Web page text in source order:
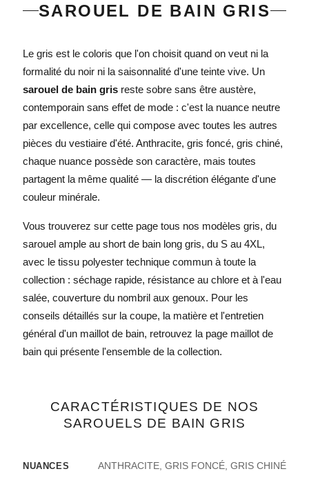
Les
être
choisies
sur
du
produit
SAROUEL DE BAIN GRIS
Le gris est le coloris que l'on choisit quand on veut ni la
formalité du noir ni la saisonnalité d'une teinte vive. Un
sarouel de bain grisreste sobre sans être austère,
contemporain sans effet de mode : c'est la nuance neutre
par excellence, celle qui compose avec toutes les autres
pièces du vestiaire d'été. Anthracite, gris foncé, gris chiné,
chaque nuance possède son caractère, mais toutes
partagent la même qualité — la discrétion élégante d'une
couleur minérale.
Vous trouverez sur cette page tous nos modèles gris, du
sarouel ample au short de bain long gris, du S au 4XL,
avec le tissu polyester technique commun à toute la
collection : séchage rapide, résistance au chlore et à l'eau
salée, couverture du nombril aux genoux. Pour les
conseils détaillés sur la coupe, la matière et l'entretien
général d'un maillot de bain, retrouvez la page maillot de
bainqui présente l'ensemble de la collection.
CARACTÉRISTIQUES DE NOS
SAROUELS DE BAIN GRIS
NUANCES ANTHRACITE, GRIS FONCÉ, GRIS CHINÉ